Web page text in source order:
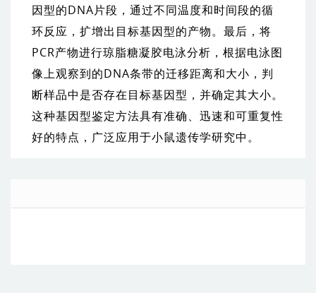
因型的DNA片段，通过不同温度和时间段的循
环反应，扩增出目标基因型的产物。最后，将
PCR产物进行琼脂糖凝胶电泳分析，根据电泳图
像上观察到的DNA条带的迁移距离和大小，判
断样品中是否存在目标基因型，并确定其大小。
这种基因型鉴定方法具有准确、迅速和可重复性
好的特点，广泛应用于小鼠遗传学研究中。